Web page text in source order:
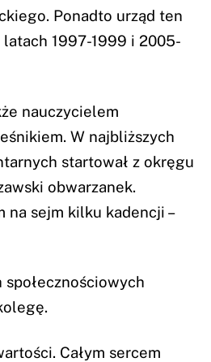
Ponadto urząd ten
latach 1997-1999 i 2005-
nauczycielem
W najbliższych
startował z okręgu
obwarzanek.
na sejm kilku kadencji –
Całym sercem